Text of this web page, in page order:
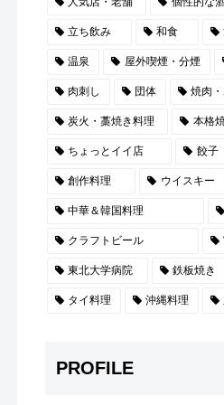
立ち飲み 和食
温泉 屋外喫煙・分煙
肉刺し 団体 焼肉
炭火・藁焼き料理 本格
ちょっとイイ店 餃子
創作料理 ウイスキー
中華＆韓国料理
クラフトビール
東北大学病院 鉄板焼き
タイ料理 沖縄料理
PROFILE